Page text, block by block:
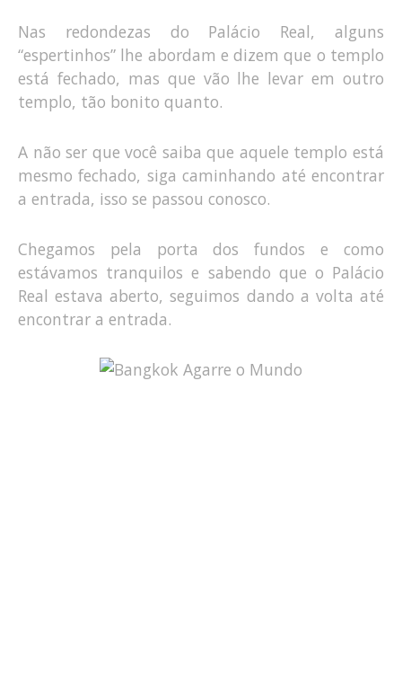
Nas redondezas do Palácio Real, alguns
“espertinhos” lhe abordam e dizem que o templo
está fechado, mas que vão lhe levar em outro
templo, tão bonito quanto.
A não ser que você saiba que aquele templo está
mesmo fechado, siga caminhando até encontrar
a entrada, isso se passou conosco.
Chegamos pela porta dos fundos e como
estávamos tranquilos e sabendo que o Palácio
Real estava aberto, seguimos dando a volta até
encontrar a entrada.